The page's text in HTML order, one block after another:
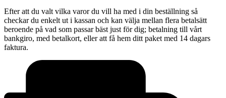
Efter att du valt vilka varor du vill ha med i din beställning så
checkar du enkelt ut i kassan och kan välja mellan flera betalsätt
beroende på vad som passar bäst just för dig; betalning till vårt
bankgiro, med betalkort, eller att få hem ditt paket med 14 dagars
faktura.